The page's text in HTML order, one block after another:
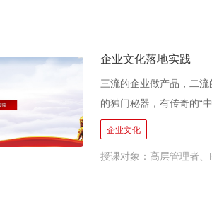
企业文化落地实践
三流的企业做产品，二
的独门秘器，有传奇的“
物，所有这些传奇有一
功很大一部分归功于文
量！ 而很多企业面临多
跟业务和绩效“两张皮”，
企业文化
授课对象：高层管理者、